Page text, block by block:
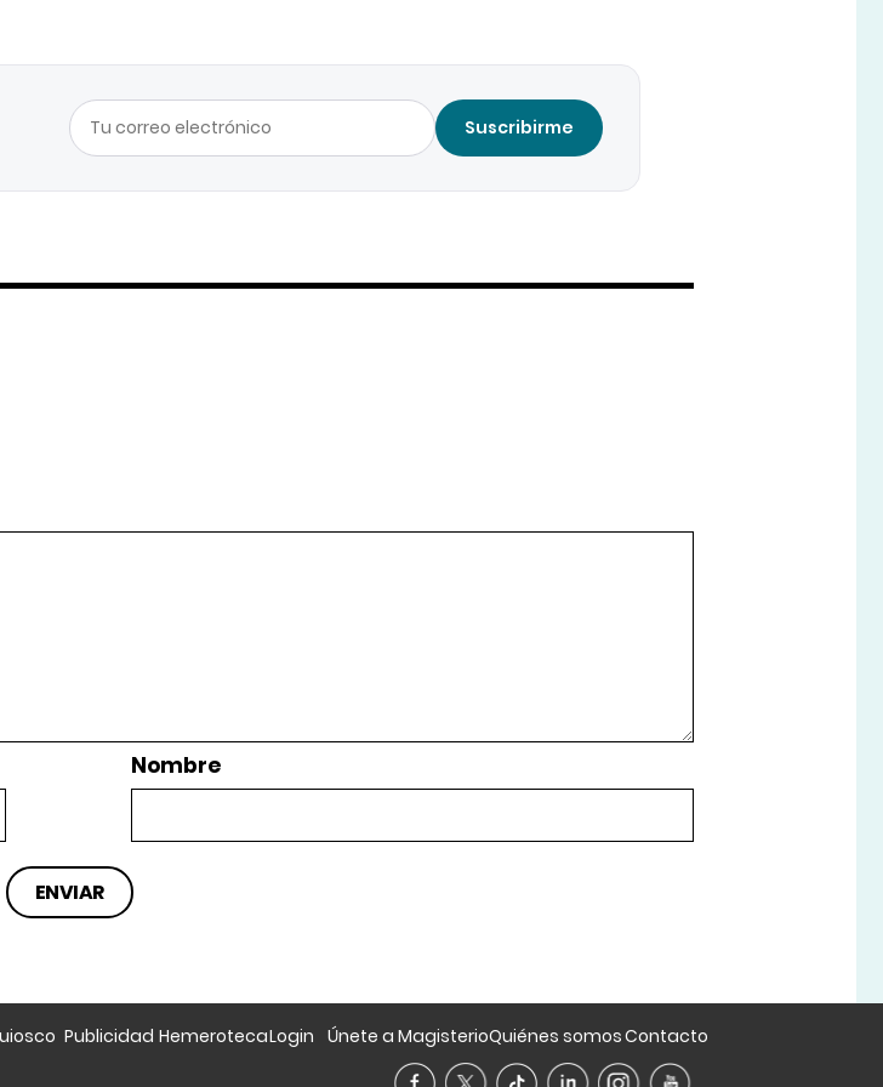
Suscribirme
Nombre
Publicidad HemerotecaLogin Únete a MagisterioQuiénes somosContacto